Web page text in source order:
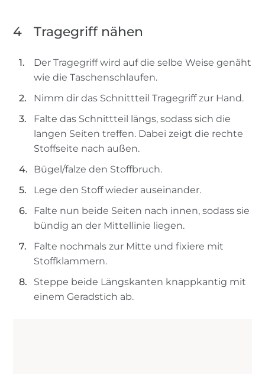
4 Tragegriff nähen
Der Tragegriff wird auf die selbe Weise genäht
wie die Taschenschlaufen.
Nimm dir das Schnittteil Tragegriff zur Hand.
Falte das Schnittteil längs, sodass sich die
langen Seiten treffen. Dabei zeigt die rechte
Stoffseite nach außen.
Bügel/falze den Stoffbruch.
Lege den Stoff wieder auseinander.
Falte nun beide Seiten nach innen, sodass sie
bündig an der Mittellinie liegen.
Falte nochmals zur Mitte und fixiere mit
Stoffklammern.
Steppe beide Längskanten knappkantig mit
einem Geradstich ab.